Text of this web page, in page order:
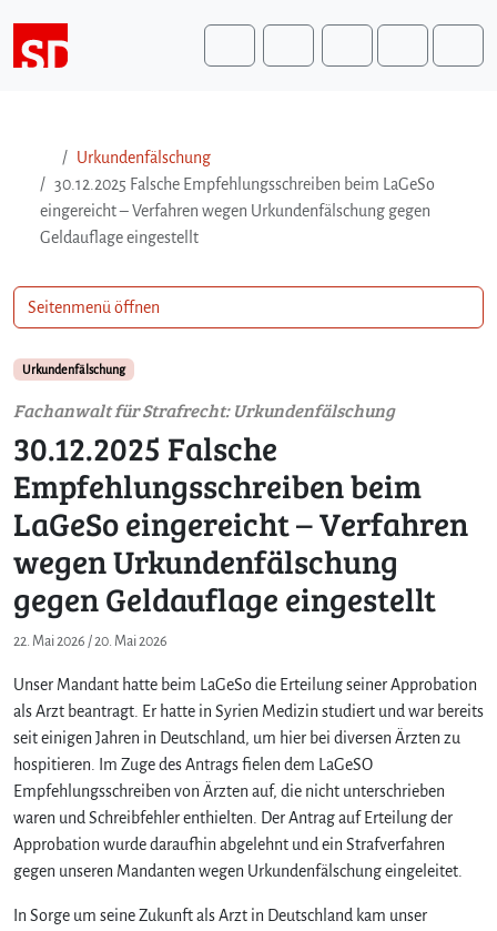
Search
Urkundenfälschung
30.12.2025 Falsche Empfehlungsschreiben beim LaGeSo
eingereicht – Verfahren wegen Urkundenfälschung gegen
Geldauflage eingestellt
Urkundenfälschung
Fachanwalt für Strafrecht: Urkundenfälschung
30.12.2025 Falsche
Empfehlungsschreiben beim
LaGeSo eingereicht – Verfahren
wegen Urkundenfälschung
gegen Geldauflage eingestellt
22. Mai 2026 /20. Mai 2026
Unser Mandant hatte beim LaGeSo die Erteilung seiner Approbation
als Arzt beantragt. Er hatte in Syrien Medizin studiert und war bereits
seit einigen Jahren in Deutschland, um hier bei diversen Ärzten zu
hospitieren. Im Zuge des Antrags fielen dem LaGeSO
Empfehlungsschreiben von Ärzten auf, die nicht unterschrieben
waren und Schreibfehler enthielten. Der Antrag auf Erteilung der
Approbation wurde daraufhin abgelehnt und ein Strafverfahren
gegen unseren Mandanten wegen Urkundenfälschung eingeleitet.
In Sorge um seine Zukunft als Arzt in Deutschland kam unser
Seitenmenü öffnen